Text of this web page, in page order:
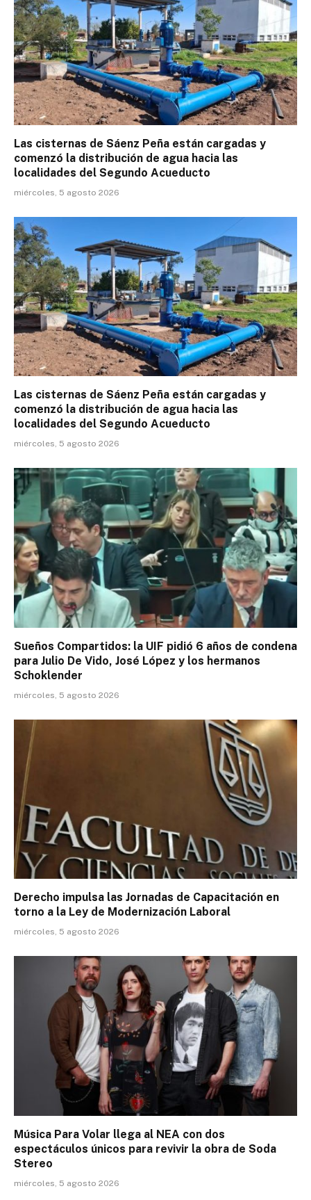
Las cisternas de Sáenz Peña están cargadas y
comenzó la distribución de agua hacia las
localidades del Segundo Acueducto
miércoles, 5 agosto 2026
Las cisternas de Sáenz Peña están cargadas y
comenzó la distribución de agua hacia las
localidades del Segundo Acueducto
miércoles, 5 agosto 2026
Sueños Compartidos: la UIF pidió 6 años de condena
para Julio De Vido, José López y los hermanos
Schoklender
miércoles, 5 agosto 2026
Derecho impulsa las Jornadas de Capacitación en
torno a la Ley de Modernización Laboral
miércoles, 5 agosto 2026
Música Para Volar llega al NEA con dos
espectáculos únicos para revivir la obra de Soda
Stereo
miércoles, 5 agosto 2026